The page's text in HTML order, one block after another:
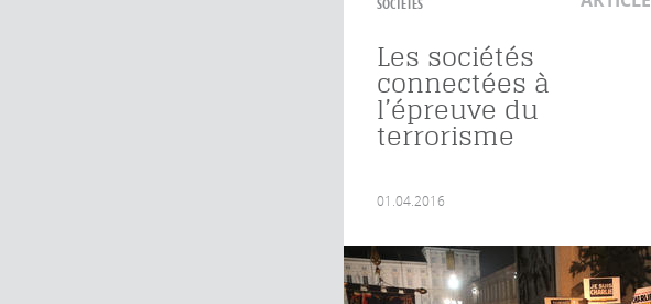
Les sociétés
connectées à
l’épreuve du
terrorisme
01.04.2016